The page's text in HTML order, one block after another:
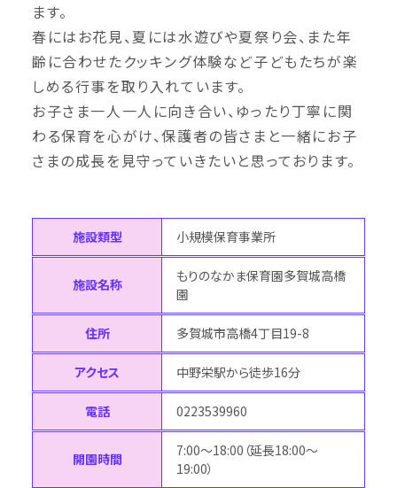
ます。
春にはお花見、夏には水遊びや夏祭り会、また年
齢に合わせたクッキング体験など子どもたちが楽
しめる行事を取り入れています。
お子さま一人一人に向き合い、ゆったり丁寧に関
わる保育を心がけ、保護者の皆さまと一緒にお子
さまの成長を見守っていきたいと思っております。
施設類型 小規模保育事業所
施設名称
もりのなかま保育園多賀城高橋
園
住所 多賀城市高橋4丁目19-8
アクセス 中野栄駅から徒歩16分
電話 0223539960
開園時間
7:00～18:00（延長18:00～
19:00）